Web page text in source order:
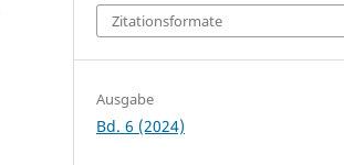
Zitationsformate
Ausgabe
Bd. 6 (2024)